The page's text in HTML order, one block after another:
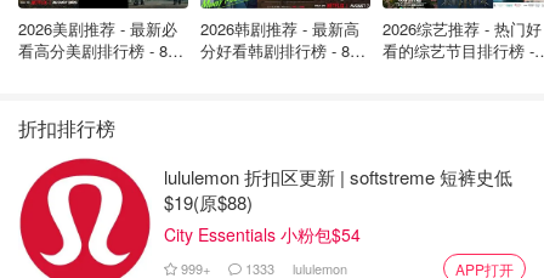
在薪酬最高的100位CEO中
单上的最高女性人数。值得玩味的是，女性CEO的数量竟
然首次超越了榜单上名为“约翰”（John）的男性CEO们，不
过，倒是和名叫“斯科特”（Scott）的男性CEO数量打了个平
2026美剧推荐 - 最新必
看高分美剧排行榜 - 8月
2026韩剧推荐 - 最新高
分好看韩剧排行榜 - 8月
2026综艺推荐 - 热门好
看的综艺节目排行榜 -
折扣排行榜
lululemon 折扣区更新 | softstreme 短裤史低
$19(原$88)
City Essentials 小粉包$54
999+ 1333 lululemon APP打开